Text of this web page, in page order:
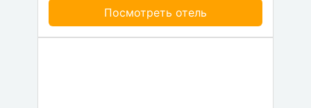
Посмотреть отель